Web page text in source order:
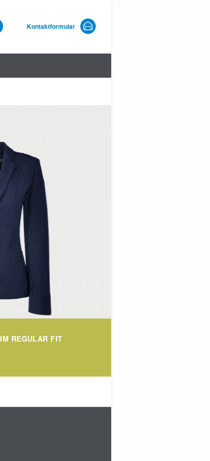
Kontaktformular
REGULAR FIT